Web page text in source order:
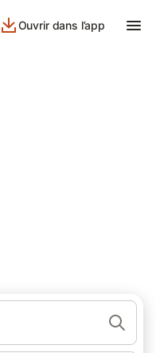
Ouvrir dans l’app